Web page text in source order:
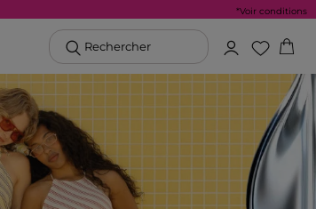
*Voir conditions
Rechercher